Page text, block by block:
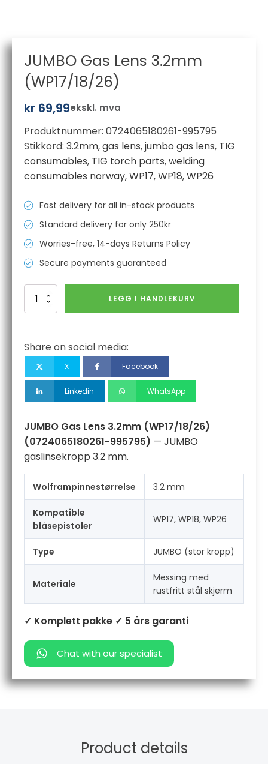
JUMBO Gas Lens 3.2mm
(WP17/18/26)
kr 69,99ekskl. mva
Produktnummer: 0724065180261-995795
Stikkord: 3.2mm,gas lens,jumbo gas lens, TIG
consumables, TIG torch parts,welding
consumables norway,WP17,WP18,WP26
Fast delivery for all in-stock products
Standard delivery for only 250kr
Worries-free, 14-days Returns Policy
Secure payments guaranteed
JUMBO
antall
LEGG I HANDLEKURV
Share on social media:
X Facebook
Linkedin WhatsApp
JUMBO Gas Lens 3.2mm (WP17/18/26)
(0724065180261-995795) — JUMBO
gaslinsekropp 3.2 mm.
Wolframpinnestørrelse 3.2 mm
Kompatible
blåsepistoler
WP17, WP18, WP26
Type JUMBO (stor kropp)
Materiale
Messing med
rustfritt stål skjerm
✓ Komplett pakke ✓ 5 års garanti
Chat with our specialist
Product details